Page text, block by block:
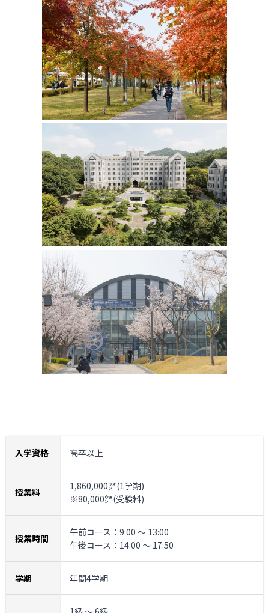
入学資格 高卒以上
授業料
1,860,000㌆(1学期)
※80,000㌆(受験料)
授業時間
午前コース：9:00 ～ 13:00
午後コース：14:00 ～ 17:50
学期 年間4学期